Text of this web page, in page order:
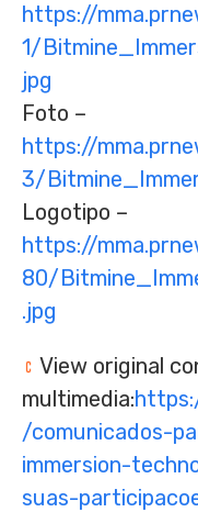
https://
1/
jpg
Foto –
https://
3/
Logotipo –
https://
80/
.jpg
View original
multimedia:
/comunicados-
immersion-
suas-